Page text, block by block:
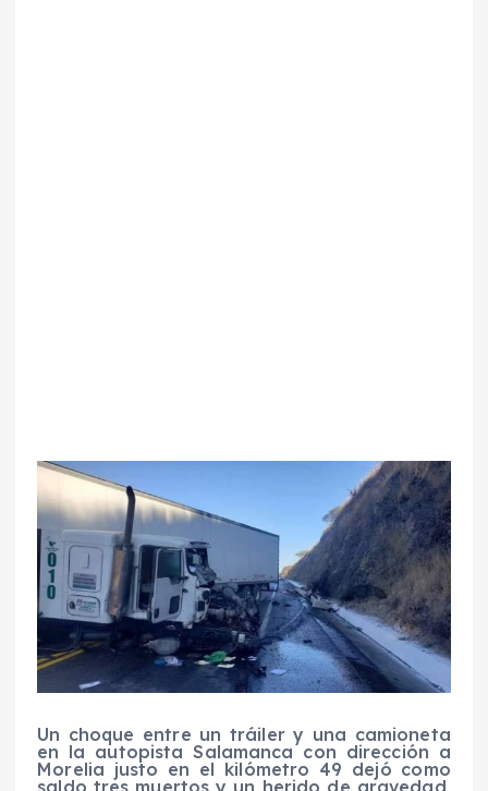
Un choque entre un tráiler y una camioneta
en la autopista Salamanca con dirección a
Morelia justo en el kilómetro 49 dejó como